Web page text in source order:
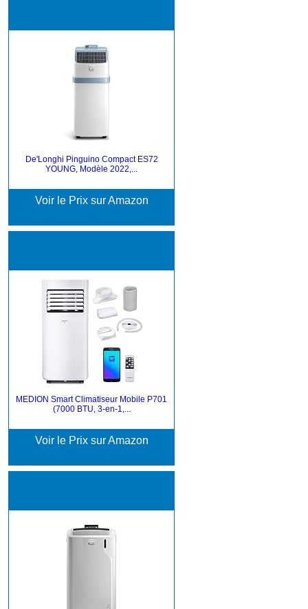
De'Longhi Pinguino Compact ES72
YOUNG, Modèle 2022,...
Voir le Prix sur Amazon
MEDION Smart Climatiseur Mobile P701
(7000 BTU, 3-en-1,...
Voir le Prix sur Amazon